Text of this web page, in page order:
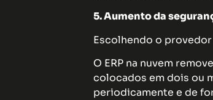
5. Aumento da
Escolhendo o
O ERP na nuvem
colocados em dois ou
periodicamente e de